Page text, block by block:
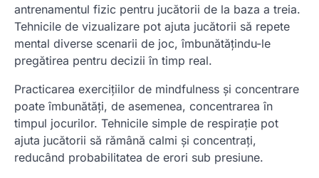
antrenamentul fizic pentru jucătorii de la baza a treia.
Tehnicile de vizualizare pot ajuta jucătorii să repete
mental diverse scenarii de joc, îmbunătățindu-le
pregătirea pentru decizii în timp real.
Practicarea exercițiilor de mindfulness și concentrare
poate îmbunătăți, de asemenea, concentrarea în
timpul jocurilor. Tehnicile simple de respirație pot
ajuta jucătorii să rămână calmi și concentrați,
reducând probabilitatea de erori sub presiune.